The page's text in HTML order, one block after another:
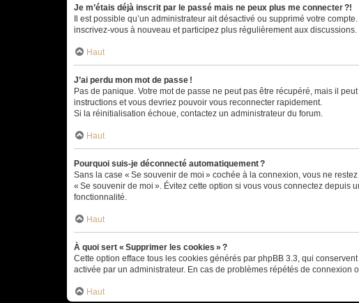
Je m’étais déjà inscrit par le passé mais ne peux plus me connecter ?!
Il est possible qu’un administrateur ait désactivé ou supprimé votre
inscrivez-vous à nouveau et participez plus régulièrement aux discussions.
Haut
J’ai perdu mon mot de passe !
Pas de panique. Votre mot de passe ne peut pas être récupéré, mais il
instructions et vous devriez pouvoir vous reconnecter rapidement.
Si la réinitialisation échoue, contactez un administrateur du forum.
Haut
Pourquoi suis-je déconnecté automatiquement ?
Sans la case « Se souvenir de moi » cochée à la connexion, vous ne
« Se souvenir de moi ». Évitez cette option si vous vous connectez
fonctionnalité.
Haut
À quoi sert « Supprimer les cookies » ?
Cette option efface tous les cookies générés par phpBB 3.3, qui
activée par un administrateur. En cas de problèmes répétés de connexion
Haut